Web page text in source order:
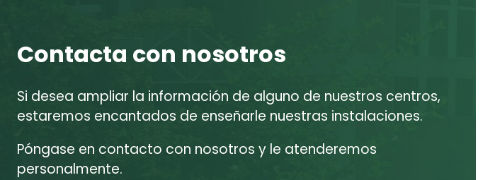
Contacta con nosotros
Si desea ampliar la información de alguno de nuestros centros,
estaremos encantados de enseñarle nuestras instalaciones.
Póngase en contacto con nosotros y le atenderemos
personalmente.